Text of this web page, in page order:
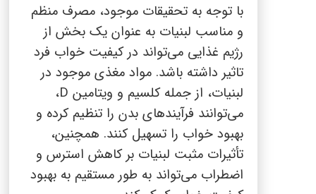
با توجه به تحقیقات موجود، مصرف منظم
و مناسب لبنیات به عنوان یک بخش از
رژیم غذایی می‌تواند در کیفیت خواب فرد
تاثیر داشته باشد. مواد مغذی موجود در
لبنیات، از جمله کلسیم و ویتامین D،
می‌توانند فرآیندهای بدن را تنظیم کرده و
بهبود خواب را تسهیل کنند. همچنین،
تأثیرات مثبت لبنیات بر کاهش استرس و
اضطراب می‌تواند به طور مستقیم به بهبود